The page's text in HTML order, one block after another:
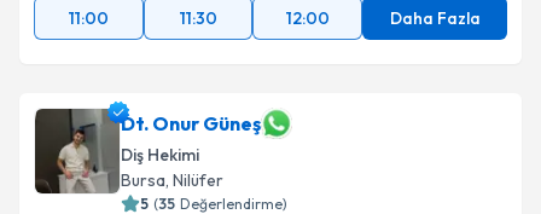
11:00
11:30 12:00 Daha Fazla
Dt. Onur Güneş
Diş Hekimi
Bursa, Nilüfer
5 (35 Değerlendirme)